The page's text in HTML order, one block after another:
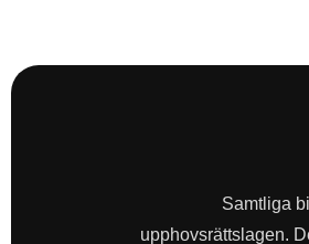
Samtliga
upphovsrättslagen.